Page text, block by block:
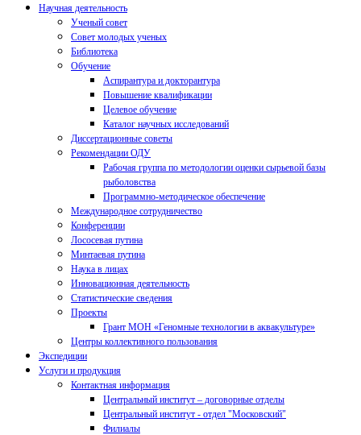
Научная деятельность
Ученый совет
Совет молодых ученых
Библиотека
Обучение
Аспирантура и докторантура
Повышение квалификации
Целевое обучение
Каталог научных исследований
Диссертационные советы
Рекомендации ОДУ
Рабочая группа по методологии оценки сырьевой базы
рыболовства
Программно-методическое обеспечение
Международное сотрудничество
Конференции
Лососевая путина
Минтаевая путина
Наука в лицах
Инновационная деятельность
Статистические сведения
Проекты
Грант МОН «Геномные технологии в аквакультуре»
Центры коллективного пользования
Экспедиции
Услуги и продукция
Контактная информация
Центральный институт – договорные отделы
Центральный институт - отдел "Московский"
Филиалы